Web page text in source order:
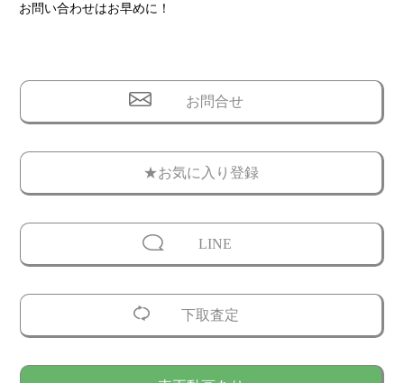
お問い合わせはお早めに！
お問合せ
★お気に入り登録
LINE
下取査定